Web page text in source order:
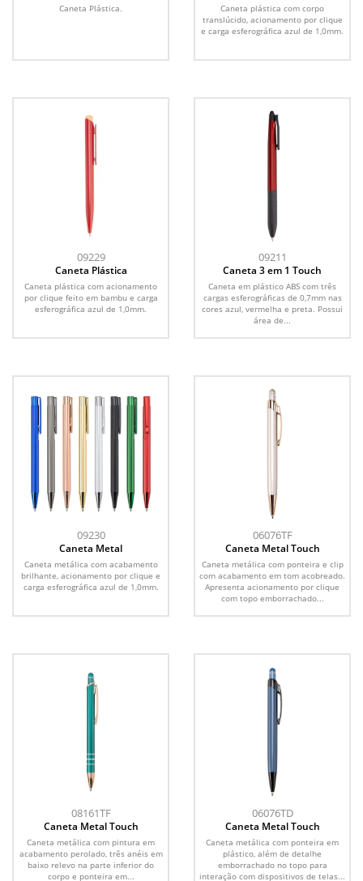
Caneta Plástica.
Caneta plástica com corpo
translúcido, acionamento por clique
e carga esferográfica azul de 1,0mm.
09229
Caneta Plástica
Caneta plástica com acionamento
por clique feito em bambu e carga
esferográfica azul de 1,0mm.
09211
Caneta 3 em 1 Touch
Caneta em plástico ABS com três
cargas esferográficas de 0,7mm nas
cores azul, vermelha e preta. Possui
área de...
09230
Caneta Metal
Caneta metálica com acabamento
brilhante, acionamento por clique e
carga esferográfica azul de 1,0mm.
06076TF
Caneta Metal Touch
Caneta metálica com ponteira e clip
com acabamento em tom acobreado.
Apresenta acionamento por clique
com topo emborrachado...
08161TF
Caneta Metal Touch
Caneta metálica com pintura em
acabamento perolado, três anéis em
baixo relevo na parte inferior do
corpo e ponteira em...
06076TD
Caneta Metal Touch
Caneta metálica com ponteira em
plástico, além de detalhe
emborrachado no topo para
interação com dispositivos de telas...